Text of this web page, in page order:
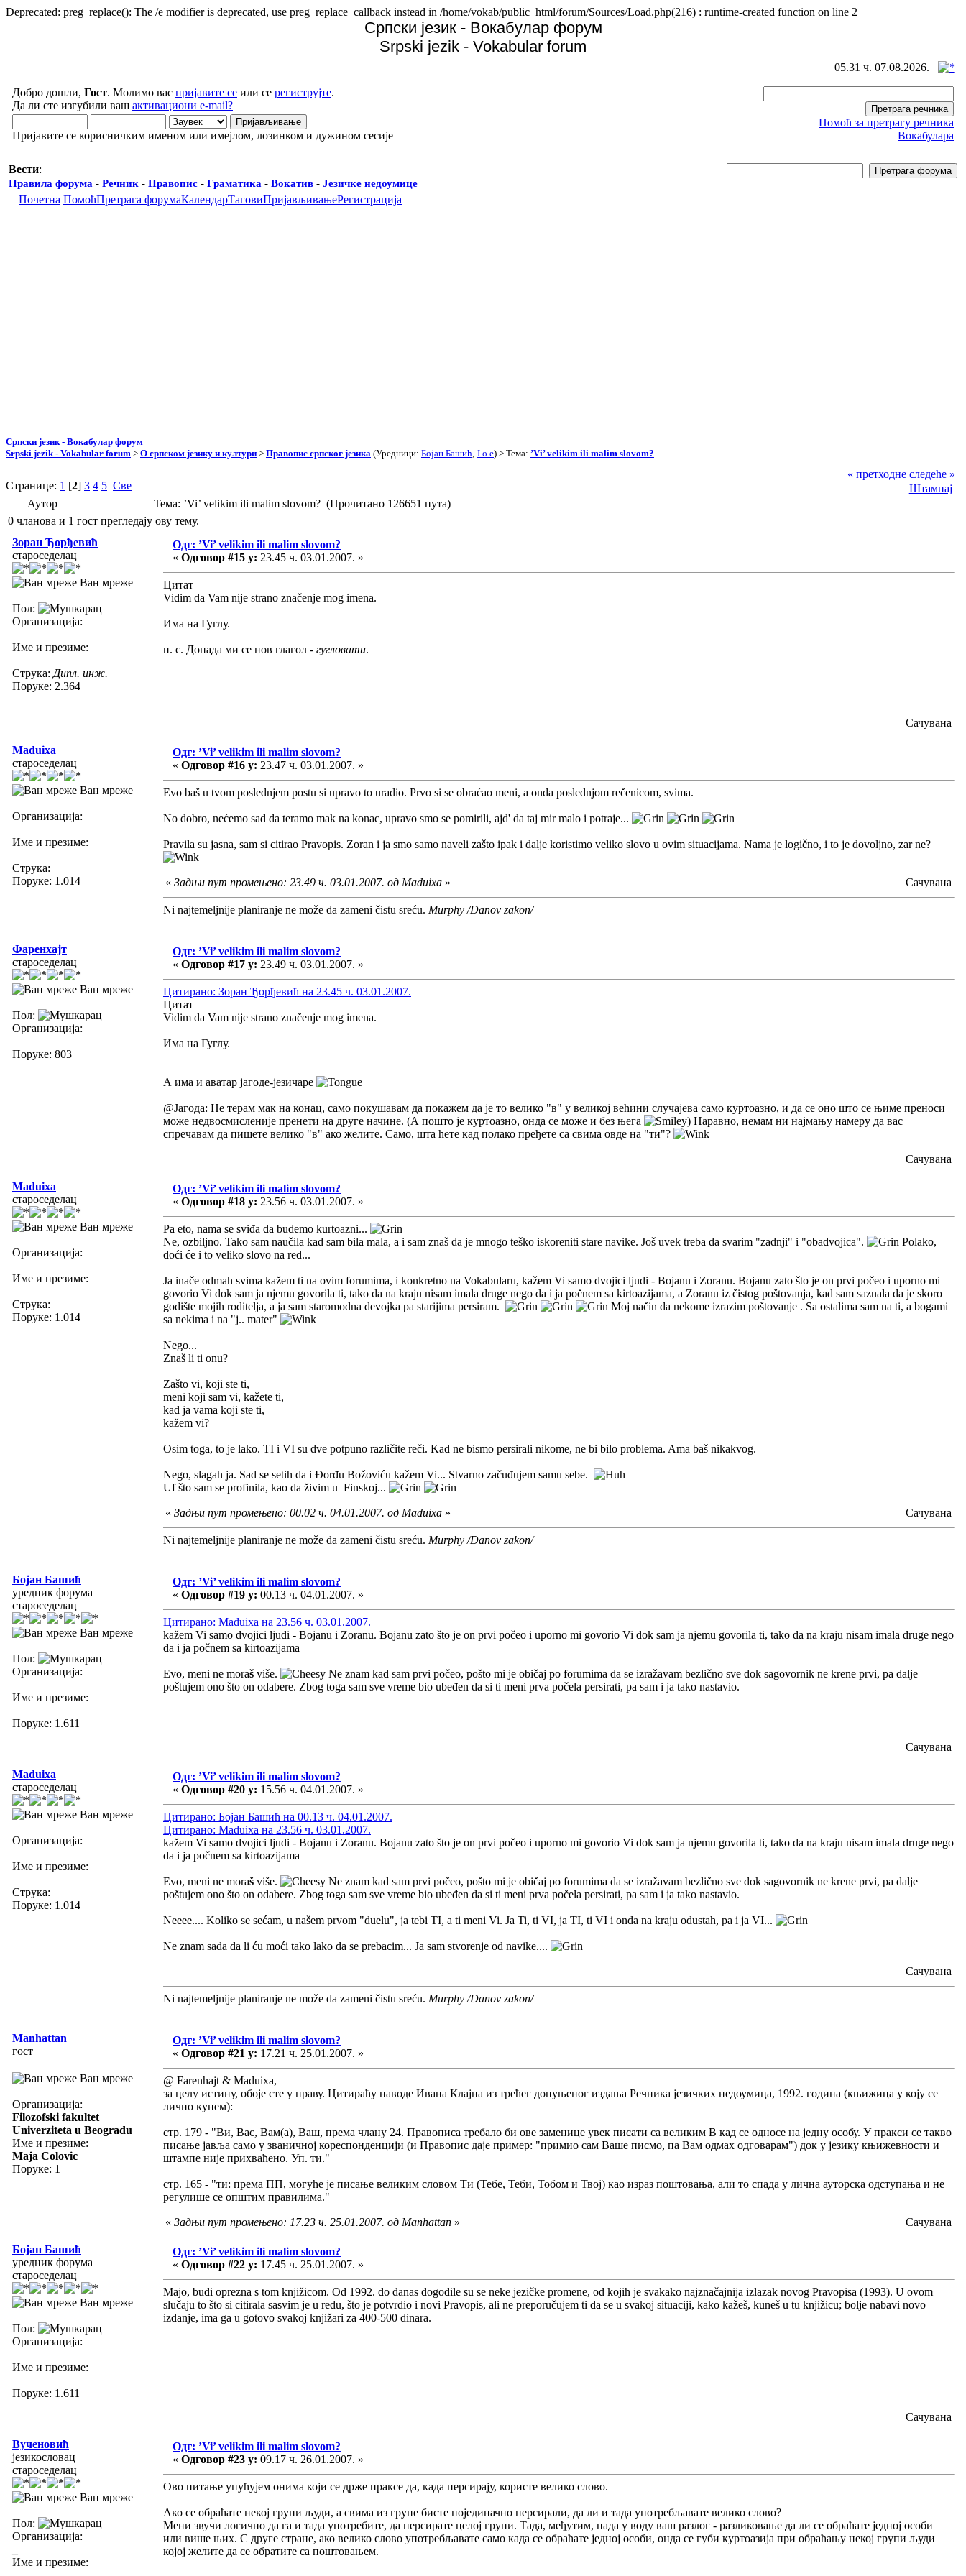
Deprecated: preg_replace(): The /e modifier is deprecated, use preg_replace_callback instead in /home/vokab/public_html/forum/Sources/Load.php(216) : runtime-created function on line 2
Српски језик - Вокабулар форум
Srpski jezik - Vokabular forum
05.31 ч. 07.08.2026.
Добро дошли, Гост. Молимо вас пријавите се или се региструјте.
Да ли сте изгубили ваш активациони e-mail?
Пријавите се корисничким именом или имејлом, лозинком и дужином сесије
Помоћ за претрагу речника
Вокабулара
Вести:
Правила форума - Речник - Правопис - Граматика - Вокатив - Језичке недоумице
Почетна ПомоћПретрага форумаКалендарТаговиПријављивањеРегистрација
Српски језик - Вокабулар форум
Srpski jezik - Vokabular forum > О српском језику и култури > Правопис српског језика (Уредници: Бојан Башић J o e) > Тема: ’Vi’ velikim ili malim slovom?
Странице: 1 [2] 3 4 5 Све
« претходне следеће »
Штампај
Аутор
Тема: ’Vi’ velikim ili malim slovom? (Прочитано 126651 пута)
0 чланова и 1 гост прегледају ову тему.
Зоран Ђорђевић
староседелац
Ван мреже
Пол:
Организација:
Име и презиме:
Струка: Дипл. инж.
Поруке: 2.364
Одг: ’Vi’ velikim ili malim slovom?
« Одговор #15 у: 23.45 ч. 03.01.2007. »
Цитат
Vidim da Vam nije strano značenje mog imena.
Има на Гуглу.
п. с. Допада ми се нов глагол - гугловати.
Сачувана
Maduixa
староседелац
Ван мреже
Организација:
Име и презиме:
Струка:
Поруке: 1.014
Одг: ’Vi’ velikim ili malim slovom?
« Одговор #16 у: 23.47 ч. 03.01.2007. »
Evo baš u tvom poslednjem postu si upravo to uradio. Prvo si se obraćao meni, a onda poslednjom rečenicom, svima.
No dobro, nećemo sad da teramo mak na konac, upravo smo se pomirili, ajd' da taj mir malo i potraje...
Pravila su jasna, sam si citirao Pravopis. Zoran i ja smo samo naveli zašto ipak i dalje koristimo veliko slovo u ovim situacijama. Nama je logično, i to je dovoljno, zar ne?
« Задњи пут промењено: 23.49 ч. 03.01.2007. од Maduixa » Сачувана
Ni najtemeljnije planiranje ne može da zameni čistu sreću. Murphy /Danov zakon/
Фаренхајт
староседелац
Ван мреже
Пол:
Организација:
Поруке: 803
Одг: ’Vi’ velikim ili malim slovom?
« Одговор #17 у: 23.49 ч. 03.01.2007. »
Цитирано: Зоран Ђорђевић на 23.45 ч. 03.01.2007.
Цитат
Vidim da Vam nije strano značenje mog imena.
Има на Гуглу.
А има и аватар јагоде-језичаре
@Јагода: Не терам мак на конац, само покушавам да покажем да је то велико "в" у великој већини случајева само куртоазно, и да се оно што се њиме преноси
може недвосмисленије пренети на друге начине. (А пошто је куртоазно, онда се може и без њега
) Наравно, немам ни најмању намеру да вас
спречавам да пишете велико "в" ако желите. Само, шта ћете кад полако пређете са свима овде на "ти"?
Сачувана
Maduixa
староседелац
Ван мреже
Организација:
Име и презиме:
Струка:
Поруке: 1.014
Одг: ’Vi’ velikim ili malim slovom?
« Одговор #18 у: 23.56 ч. 03.01.2007. »
Pa eto, nama se sviđa da budemo kurtoazni...
Ne, ozbiljno. Tako sam naučila kad sam bila mala, a i sam znaš da je mnogo teško iskoreniti stare navike. Još uvek treba da svarim "zadnji" i "obadvojica".
Polako,
doći će i to veliko slovo na red...
Ja inače odmah svima kažem ti na ovim forumima, i konkretno na Vokabularu, kažem Vi samo dvojici ljudi - Bojanu i Zoranu. Bojanu zato što je on prvi počeo i uporno mi
govorio Vi dok sam ja njemu govorila ti, tako da na kraju nisam imala druge nego da i ja počnem sa kirtoazijama, a Zoranu iz čistog poštovanja, kad sam saznala da je skoro
godište mojih roditelja, a ja sam staromodna devojka pa starijima persiram.
Moj način da nekome izrazim poštovanje . Sa ostalima sam na ti, a bogami
sa nekima i na "j.. mater"
Nego...
Znaš li ti onu?
Zašto vi, koji ste ti,
meni koji sam vi, kažete ti,
kad ja vama koji ste ti,
kažem vi?
Osim toga, to je lako. TI i VI su dve potpuno različite reči. Kad ne bismo persirali nikome, ne bi bilo problema. Ama baš nikakvog.
Nego, slagah ja. Sad se setih da i Đorđu Božoviću kažem Vi... Stvarno začuđujem samu sebe.
Uf što sam se profinila, kao da živim u Finskoj...
« Задњи пут промењено: 00.02 ч. 04.01.2007. од Maduixa » Сачувана
Ni najtemeljnije planiranje ne može da zameni čistu sreću. Murphy /Danov zakon/
Бојан Башић
уредник форума
староседелац
Ван мреже
Пол:
Организација:
Име и презиме:
Поруке: 1.611
Одг: ’Vi’ velikim ili malim slovom?
« Одговор #19 у: 00.13 ч. 04.01.2007. »
Цитирано: Maduixa на 23.56 ч. 03.01.2007.
kažem Vi samo dvojici ljudi - Bojanu i Zoranu. Bojanu zato što je on prvi počeo i uporno mi govorio Vi dok sam ja njemu govorila ti, tako da na kraju nisam imala druge nego
da i ja počnem sa kirtoazijama
Evo, meni ne moraš više.
Ne znam kad sam prvi počeo, pošto mi je običaj po forumima da se izražavam bezlično sve dok sagovornik ne krene prvi, pa dalje
poštujem ono što on odabere. Zbog toga sam sve vreme bio ubeđen da si ti meni prva počela persirati, pa sam i ja tako nastavio.
Сачувана
Maduixa
староседелац
Ван мреже
Организација:
Име и презиме:
Струка:
Поруке: 1.014
Одг: ’Vi’ velikim ili malim slovom?
« Одговор #20 у: 15.56 ч. 04.01.2007. »
Цитирано: Бојан Башић на 00.13 ч. 04.01.2007.
Цитирано: Maduixa на 23.56 ч. 03.01.2007.
kažem Vi samo dvojici ljudi - Bojanu i Zoranu. Bojanu zato što je on prvi počeo i uporno mi govorio Vi dok sam ja njemu govorila ti, tako da na kraju nisam imala druge nego
da i ja počnem sa kirtoazijama
Evo, meni ne moraš više.
Ne znam kad sam prvi počeo, pošto mi je običaj po forumima da se izražavam bezlično sve dok sagovornik ne krene prvi, pa dalje
poštujem ono što on odabere. Zbog toga sam sve vreme bio ubeđen da si ti meni prva počela persirati, pa sam i ja tako nastavio.
Neeee.... Koliko se sećam, u našem prvom "duelu", ja tebi TI, a ti meni Vi. Ja Ti, ti VI, ja TI, ti VI i onda na kraju odustah, pa i ja VI...
Ne znam sada da li ću moći tako lako da se prebacim... Ja sam stvorenje od navike....
Сачувана
Ni najtemeljnije planiranje ne može da zameni čistu sreću. Murphy /Danov zakon/
Manhattan
гост
Ван мреже
Организација:
Filozofski fakultet
Univerziteta u Beogradu
Име и презиме:
Maja Colovic
Поруке: 1
Одг: ’Vi’ velikim ili malim slovom?
« Одговор #21 у: 17.21 ч. 25.01.2007. »
@ Farenhajt & Maduixa,
за целу истину, обоје сте у праву. Цитираћу наводе Ивана Клајна из трећег допуњеног издања Речника језичких недоумица, 1992. година (књижица у коју се
лично кунем):
стр. 179 - "Ви, Вас, Вам(а), Ваш, према члану 24. Правописа требало би ове заменице увек писати са великим В кад се односе на једну особу. У пракси се такво
писање јавља само у званичној кореспонденцији (и Правопис даје пример: "примио сам Ваше писмо, па Вам одмах одговарам") док у језику књижевности и
штампе није прихваћено. Уп. ти."
стр. 165 - "ти: према ПП, могуће је писање великим словом Ти (Тебе, Теби, Тобом и Твој) као израз поштовања, али то спада у лична ауторска одступања и не
регулише се општим правилима."
« Задњи пут промењено: 17.23 ч. 25.01.2007. од Manhattan » Сачувана
Бојан Башић
уредник форума
староседелац
Ван мреже
Пол:
Организација:
Име и презиме:
Поруке: 1.611
Одг: ’Vi’ velikim ili malim slovom?
« Одговор #22 у: 17.45 ч. 25.01.2007. »
Majo, budi oprezna s tom knjižicom. Od 1992. do danas dogodile su se neke jezičke promene, od kojih je svakako najznačajnija izlazak novog Pravopisa (1993). U ovom
slučaju to što si citirala sasvim je u redu, što je potvrdio i novi Pravopis, ali ne preporučujem ti da se u svakoj situaciji, kako kažeš, kuneš u tu knjižicu; bolje nabavi novo
izdanje, ima ga u gotovo svakoj knjižari za 400-500 dinara.
Сачувана
Вученовић
језикословац
староседелац
Ван мреже
Пол:
Организација:
Име и презиме:
Одг: ’Vi’ velikim ili malim slovom?
« Одговор #23 у: 09.17 ч. 26.01.2007. »
Ово питање упућујем онима који се држе праксе да, када персирају, користе велико слово.
Ако се обраћате некој групи људи, а свима из групе бисте појединачно персирали, да ли и тада употребљавате велико слово?
Мени звучи логично да га и тада употребите, да персирате целој групи. Тада, међутим, пада у воду ваш разлог - разликовање да ли се обраћате једној особи
или више њих. С друге стране, ако велико слово употребљавате само када се обраћате једној особи, онда се губи куртоазија при обраћању некој групи људи
којој желите да се обратите са поштовањем.